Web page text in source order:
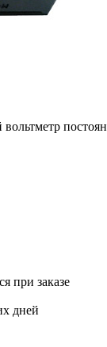
при заказе
дней